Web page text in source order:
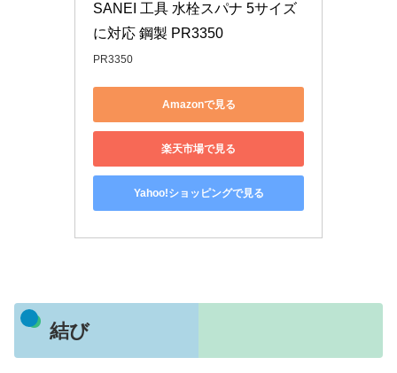
SANEI 工具 水栓スパナ 5サイズ
に対応 鋼製 PR3350
PR3350
Amazonで見る
楽天市場で見る
Yahoo!ショッピングで見る
結び